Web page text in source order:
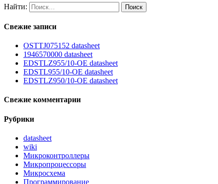
Найти:
Свежие записи
OSTTJ075152 datasheet
1946570000 datasheet
EDSTLZ955/10-OE datasheet
EDSTL955/10-OE datasheet
EDSTLZ950/10-OE datasheet
Свежие комментарии
Рубрики
datasheet
wiki
Микроконтроллеры
Микропроцессоры
Микросхема
Программирование